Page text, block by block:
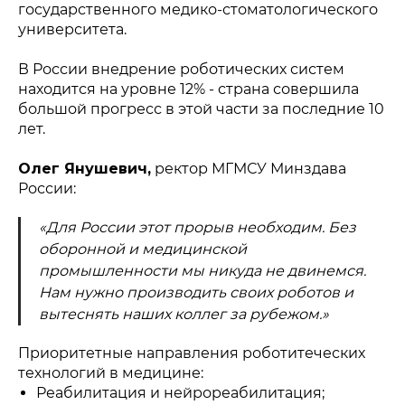
государственного медико-стоматологического
университета.
В России внедрение роботических систем
находится на уровне 12% - страна совершила
большой прогресс в этой части за последние 10
лет.
Олег Янушевич, ректор МГМСУ Минздава
России:
«Для России этот прорыв необходим. Без
оборонной и медицинской
промышленности мы никуда не двинемся.
Нам нужно производить своих роботов и
вытеснять наших коллег за рубежом.»
Приоритетные направления роботитеческих
технологий в медицине:
Реабилитация и нейрореабилитация;
Политика конфиденциальности